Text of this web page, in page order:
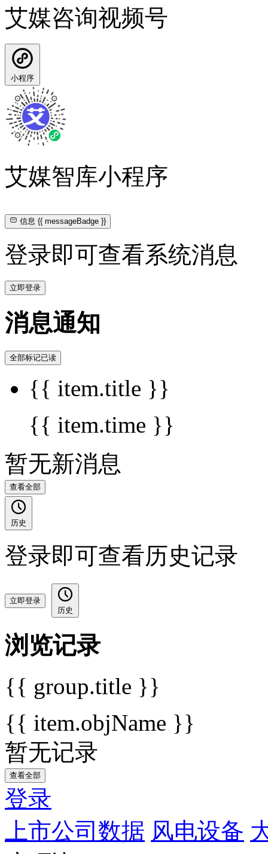
艾媒咨询视频号
小程序
艾媒智库小程序
信息{{ messageBadge }}
登录即可查看系统消息
立即登录
消息通知
全部标记已读
{{ item.title }}
{{ item.time }}
暂无新消息
查看全部
历史
登录即可查看历史记录
立即登录
历史
浏览记录
{{ group.title }}
{{ item.objName }}
暂无记录
查看全部
登录
上市公司数据 风电设备